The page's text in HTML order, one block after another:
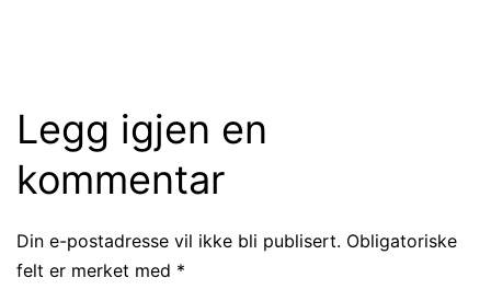
Legg igjen en
kommentar
Din e-postadresse vil ikke bli publisert. Obligatoriske
felt er merket med *